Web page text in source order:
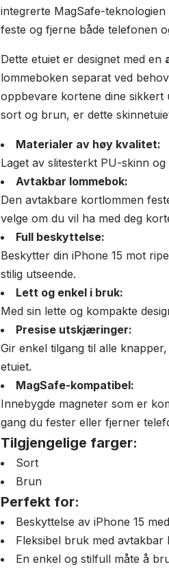
integrerte MagSafe-
feste og fjerne både telefonen
Dette etuiet er designet med en
lommeboken separat ved
oppbevare kortene dine sikkert
sort og brun, er dette
Materialer av høy kvalitet:
Laget av slitesterkt PU-skinn
Avtakbar lommebok:
Den avtakbare kortlommen
velge om du vil ha med deg
Full beskyttelse:
Beskytter din iPhone 15 mot
stilig utseende.
Lett og enkel i bruk:
Med sin lette og kompakte
Presise utskjæringer:
Gir enkel tilgang til alle
etuiet.
MagSafe-kompatibel:
Innebygde magneter som er
gang du fester eller fjerner
Tilgjengelige farger:
Sort
Brun
Perfekt for:
Beskyttelse av iPhone 15
Fleksibel bruk med
En enkel og stilfull måte å